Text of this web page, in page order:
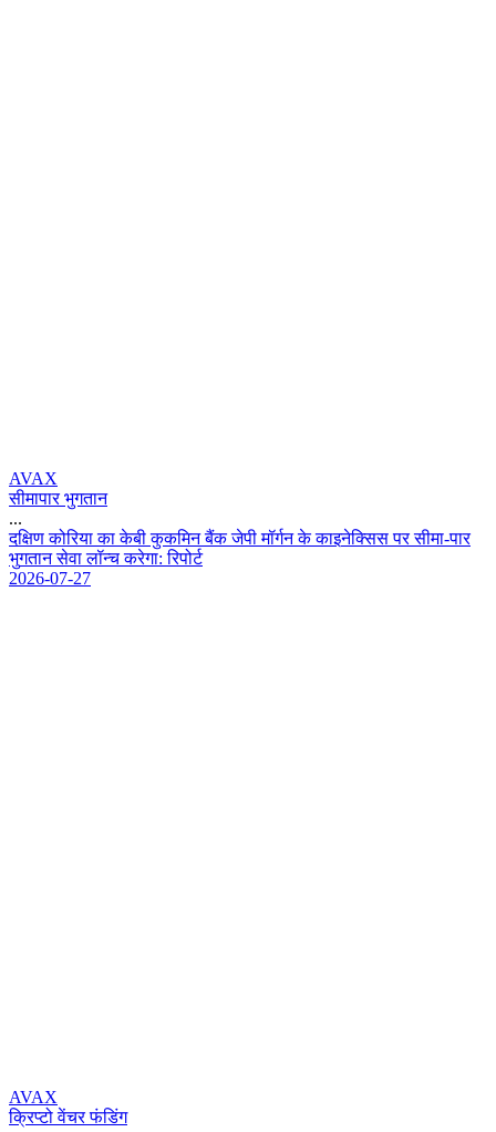
AVAX
सीमापार भुगतान
...
दकण करय क कब ककमन बक जप मरन क कइनकस पर सम-पर
भगतन सव लनच करग: रपर
2026-07-27
AVAX
क्रिप्टो वेंचर फंडिंग